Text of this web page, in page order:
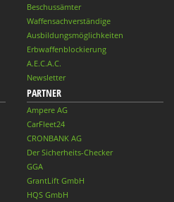
Beschussämter
Waffensachverständige
Ausbildungsmöglichkeiten
Erbwaffenblockierung
A.E.C.A.C.
Newsletter
PARTNER
Ampere AG
CarFleet24
CRONBANK AG
Der Sicherheits-Checker
GGA
GrantLift GmbH
HQS GmbH